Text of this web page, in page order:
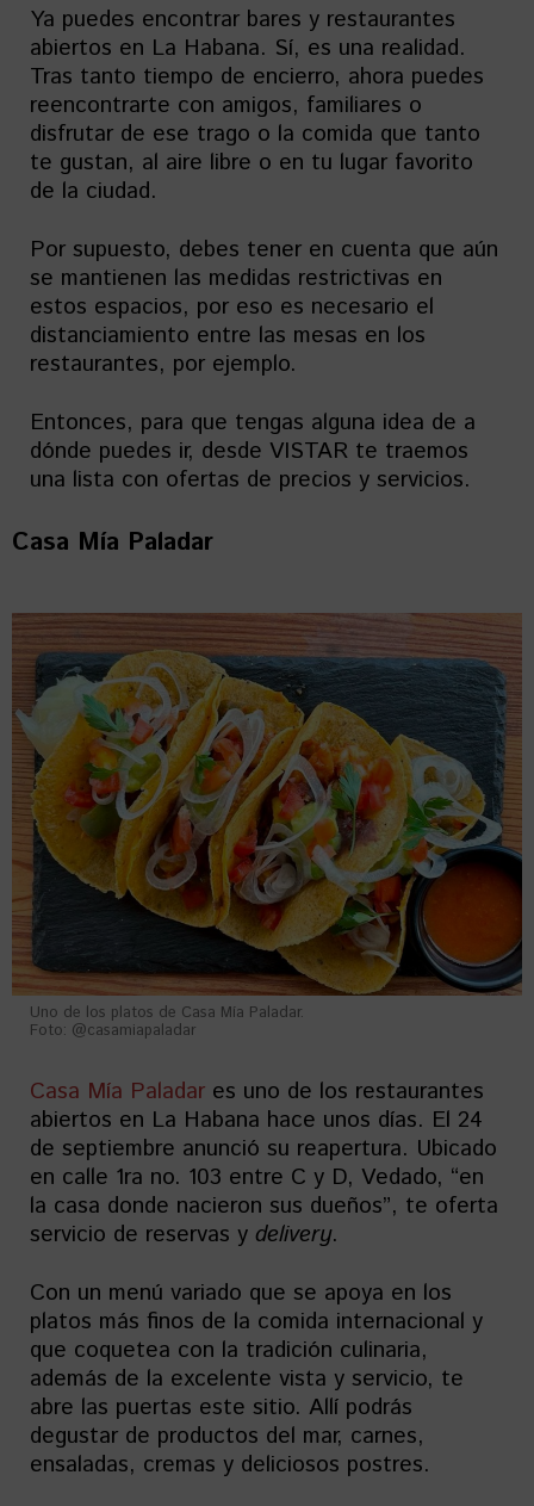
Ya puedes encontrar bares y restaurantes
abiertos en La Habana. Sí, es una realidad.
Tras tanto tiempo de encierro, ahora puedes
reencontrarte con amigos, familiares o
disfrutar de ese trago o la comida que tanto
te gustan, al aire libre o en tu lugar favorito
de la ciudad.
Por supuesto, debes tener en cuenta que aún
se mantienen las medidas restrictivas en
estos espacios, por eso es necesario el
distanciamiento entre las mesas en los
restaurantes, por ejemplo.
Entonces, para que tengas alguna idea de a
dónde puedes ir, desde VISTAR te traemos
una lista con ofertas de precios y servicios.
Casa Mía Paladar
Uno de los platos de Casa Mía Paladar.
Foto: @casamiapaladar
Casa Mía Paladar es uno de los restaurantes
abiertos en La Habana hace unos días. El 24
de septiembre anunció su reapertura. Ubicado
en calle 1ra no. 103 entre C y D, Vedado, “en
la casa donde nacieron sus dueños”, te oferta
servicio de reservas y delivery.
Con un menú variado que se apoya en los
platos más finos de la comida internacional y
que coquetea con la tradición culinaria,
además de la excelente vista y servicio, te
abre las puertas este sitio. Allí podrás
degustar de productos del mar, carnes,
ensaladas, cremas y deliciosos postres.